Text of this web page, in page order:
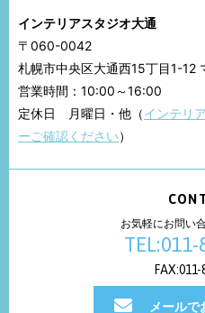
インテリアスタジオ大通
〒060-0042
札幌市中央区大通西15丁目1-12
営業時間：10:00～16:00
定休日 月曜日・他（インテリ
ーご確認ください）
お気軽にお問い
メールで